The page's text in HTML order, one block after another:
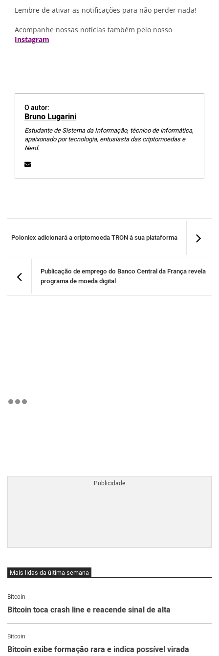
Lembre de ativar as notificações para não perder nada!
Acompanhe nossas notícias também pelo nosso
Instagram
O autor:
Bruno Lugarini
Estudante de Sistema da Informação, técnico de informática,
apaixonado por tecnologia, entusiasta das criptomoedas e
Nerd.
Poloniex adicionará a criptomoeda TRON à sua plataforma
Publicação de emprego do Banco Central da França revela
programa de moeda digital
Mais lidas da última semana
Bitcoin
Bitcoin toca crash line e reacende sinal de alta
Bitcoin
Bitcoin exibe formação rara e indica possível virada